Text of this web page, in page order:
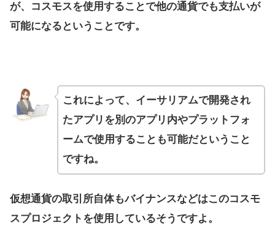
が、コスモスを使用することで他の通貨でも支払いが
可能になるということです。
これによって、イーサリアムで開発され
たアプリを別のアプリ内やプラットフォ
ームで使用することも可能だということ
ですね。
仮想通貨の取引所自体もバイナンスなどはこのコスモ
スプロジェクトを使用しているそうですよ。